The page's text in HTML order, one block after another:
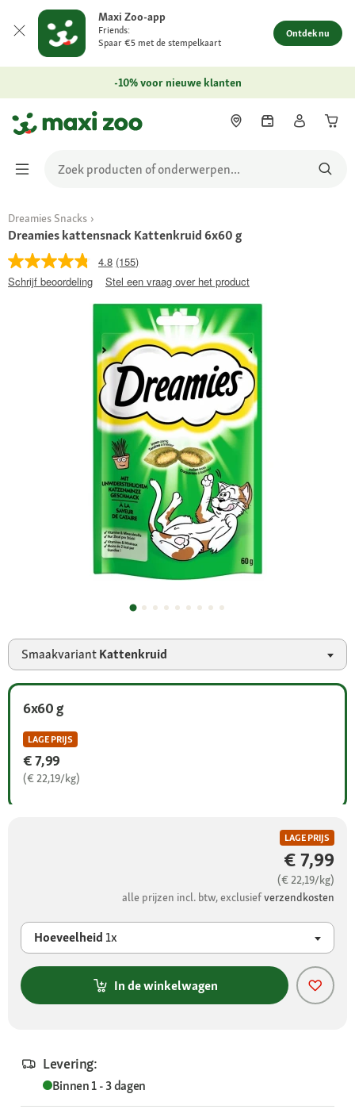
Maxi Zoo-app
Friends:
Spaar €5 met de stempelkaart
Ontdek nu
-10% voor nieuwe klanten
Dreamies Snacks
Dreamies kattensnack Kattenkruid 6x60 g
4.8 (155)
Schrijf beoordeling
Stel een vraag over het product
SmaakvariantKattenkruid
6x60 g
LAGE PRIJS
€ 7,99
(€ 22,19/kg)
LAGE PRIJS
€ 7,99
(€ 22,19/kg)
alle prijzen incl. btw, exclusiefverzendkosten
Hoeveelheid 1x
In de winkelwagen
Levering:
Binnen 1 - 3 dagen